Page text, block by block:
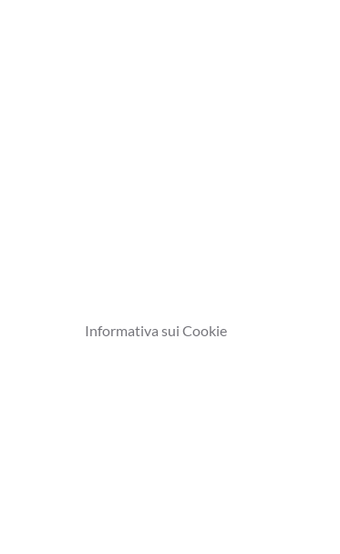
Informativa sui Cookie